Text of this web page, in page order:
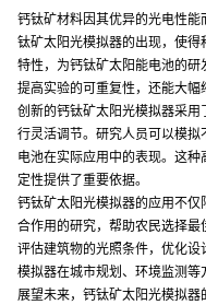
钙钛矿材料因其优异的光电性能
钛矿太阳光模拟器的出现，使
特性，为钙钛矿太阳能电池的
提高实验的可重复性，还能大幅
创新的钙钛矿太阳光模拟器采
行灵活调节。研究人员可以模
电池在实际应用中的表现。这
定性提供了重要依据。
钙钛矿太阳光模拟器的应用不
合作用的研究，帮助农民选择
评估建筑物的光照条件，优化
模拟器在城市规划、环境监测等
展望未来，钙钛矿太阳光模拟